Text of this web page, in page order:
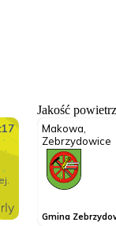
Jakość